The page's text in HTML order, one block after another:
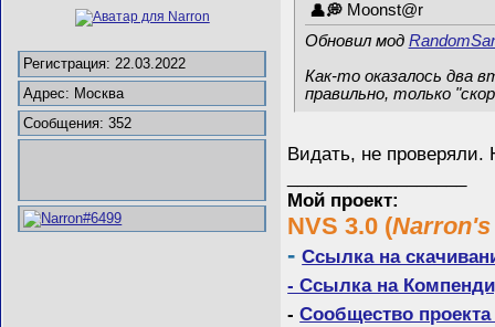
Регистрация: 22.03.2022
Адрес: Москва
Сообщения: 352
Mооnst@r
Обновил мод
Как-то оказалось два
правильно, только
Видать, не
Мой проект:
NVS 3.0 (
-Ссылка на
- Ссылка на
- Сообщество